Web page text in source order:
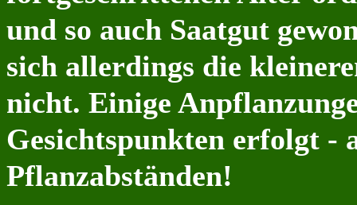
und so auch Saatgut
sich allerdings die
nicht. Einige
Gesichtspunkten erfolgt -
Pflanzabständen!